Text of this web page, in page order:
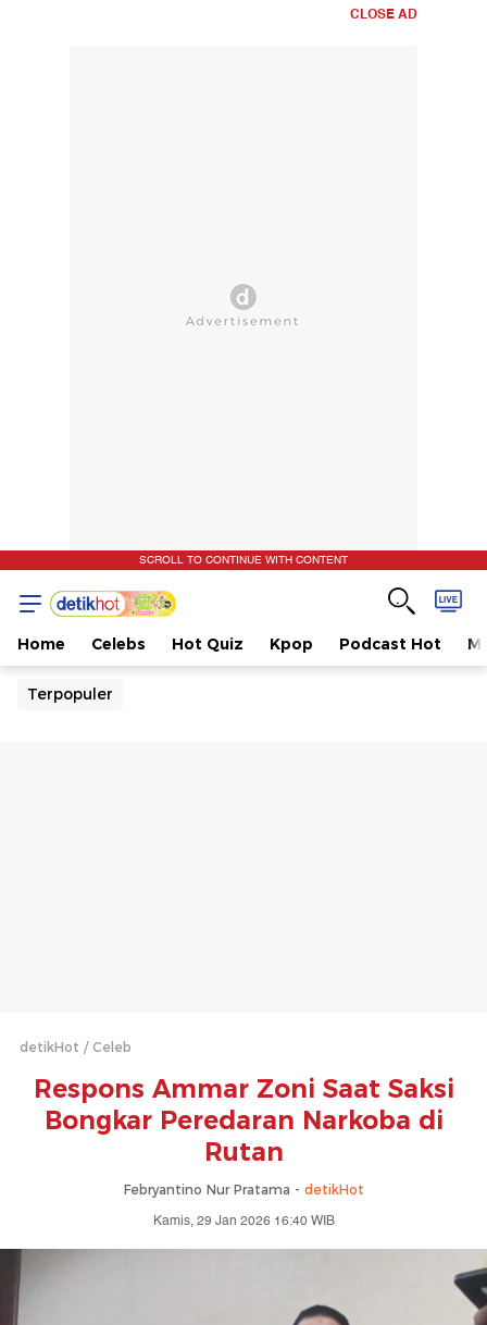
CLOSE AD
SCROLL TO CONTINUE WITH CONTENT
Home Celebs Hot Quiz Kpop Podcast Hot
Terpopuler
detikHot Celeb
Respons Ammar Zoni Saat Saksi
Bongkar Peredaran Narkoba di
Rutan
Febryantino Nur Pratama - detikHot
Kamis, 29 Jan 2026 16:40 WIB